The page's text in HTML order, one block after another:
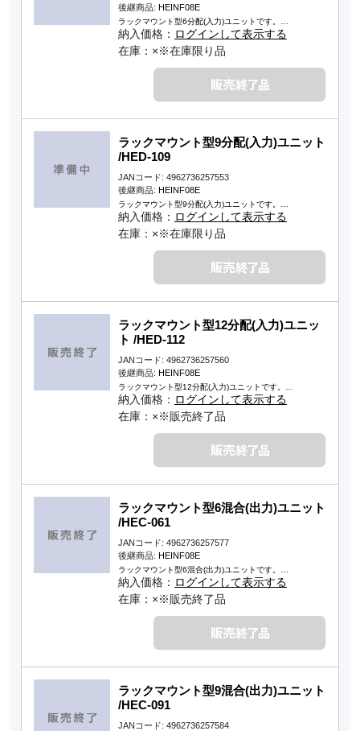
後継商品: HEINF08E
ラックマウント型6分配(入力)ユニットです。…
納入価格： ログインして表示する
在庫：×※在庫限り品
ラックマウント型9分配(入力)ユニット
/HED-109
JANコード: 4962736257553
後継商品: HEINF08E
ラックマウント型9分配(入力)ユニットです。…
納入価格： ログインして表示する
在庫：×※在庫限り品
ラックマウント型12分配(入力)ユニッ
ト /HED-112
JANコード: 4962736257560
後継商品: HEINF08E
ラックマウント型12分配(入力)ユニットです。…
納入価格： ログインして表示する
在庫：×※販売終了品
ラックマウント型6混合(出力)ユニット
/HEC-061
JANコード: 4962736257577
後継商品: HEINF08E
ラックマウント型6混合(出力)ユニットです。…
納入価格： ログインして表示する
在庫：×※販売終了品
ラックマウント型9混合(出力)ユニット
/HEC-091
JANコード: 4962736257584